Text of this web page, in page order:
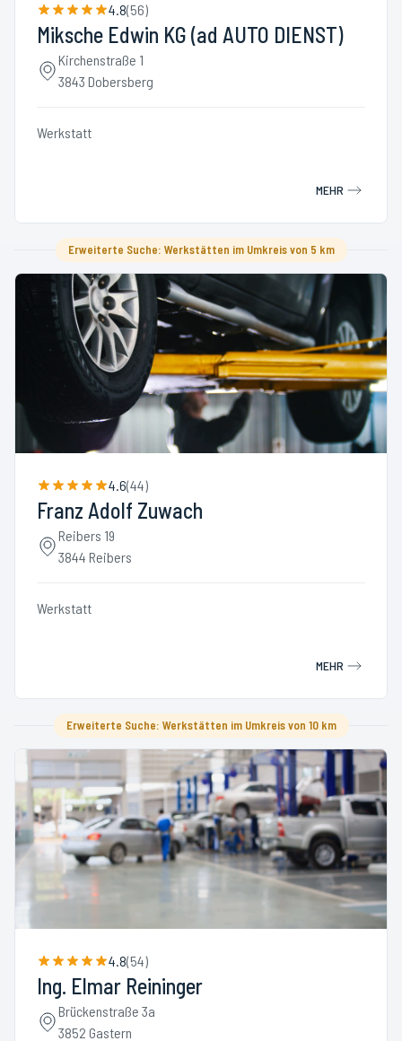
4.8(56)
Miksche Edwin KG (ad AUTO DIENST)
Kirchenstraße 1
3843 Dobersberg
Werkstatt
MEHR
Erweiterte Suche: Werkstätten im Umkreis von 5 km
4.6(44)
Franz Adolf Zuwach
Reibers 19
3844 Reibers
Werkstatt
MEHR
Erweiterte Suche: Werkstätten im Umkreis von 10 km
4.8(54)
Ing. Elmar Reininger
Brückenstraße 3a
3852 Gastern